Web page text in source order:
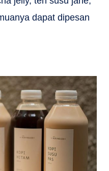
dapat dipesan